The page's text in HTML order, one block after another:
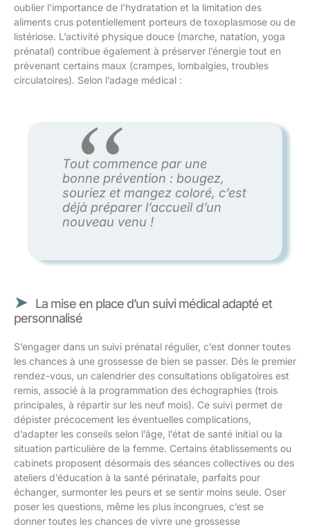
oublier l’importance de l’hydratation et la limitation des
aliments crus potentiellement porteurs de toxoplasmose ou de
listériose. L’activité physique douce (marche, natation, yoga
prénatal) contribue également à préserver l’énergie tout en
prévenant certains maux (crampes, lombalgies, troubles
circulatoires). Selon l’adage médical :
Tout commence par une
bonne prévention : bougez,
souriez et mangez coloré, c’est
déjà préparer l’accueil d’un
nouveau venu !
La mise en place d’un suivi médical adapté et
personnalisé
S’engager dans un suivi prénatal régulier, c’est donner toutes
les chances à une grossesse de bien se passer. Dès le premier
rendez-vous, un calendrier des consultations obligatoires est
remis, associé à la programmation des échographies (trois
principales, à répartir sur les neuf mois). Ce suivi permet de
dépister précocement les éventuelles complications,
d’adapter les conseils selon l’âge, l’état de santé initial ou la
situation particulière de la femme. Certains établissements ou
cabinets proposent désormais des séances collectives ou des
ateliers d’éducation à la santé périnatale, parfaits pour
échanger, surmonter les peurs et se sentir moins seule. Oser
poser les questions, même les plus incongrues, c’est se
donner toutes les chances de vivre une grossesse